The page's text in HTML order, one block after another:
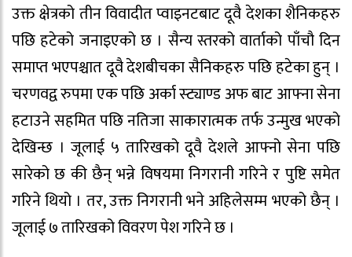
उक्त क्षेत्रको तीन विवादीत प्वाइनटबाट दूवै देशका शैनिकहरु
पछि हटेको जनाइएको छ । सैन्य स्तरको वार्ताको पाँचौ दिन
समाप्त भएपश्चात दूवै देशबीचका सैनिकहरु पछि हटेका हुन् ।
चरणवद्व रुपमा एक पछि अर्का स्ट्याण्ड अफ बाट आफ्ना सेना
हटाउने सहमित पछि नतिजा साकारात्मक तर्फ उन्मुख भएको
देखिन्छ । जूलाई ५ तारिखको दूवै देशले आफ्नो सेना पछि
सारेको छ की छैन् भन्ने विषयमा निगरानी गरिने र पुष्टि समेत
गरिने थियो । तर, उक्त निगरानी भने अहिलेसम्म भएको छैन् ।
जूलाई ७ तारिखको विवरण पेश गरिने छ ।